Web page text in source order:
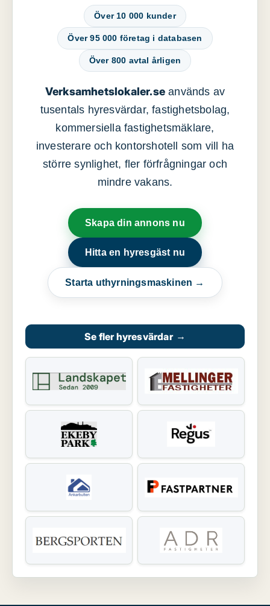
Över 10 000 kunder
Över 95 000 företag i databasen
Över 800 avtal årligen
Verksamhetslokaler.se används av
tusentals hyresvärdar, fastighetsbolag,
kommersiella fastighetsmäklare,
investerare och kontorshotell som vill ha
större synlighet, fler förfrågningar och
mindre vakans.
Skapa din annons nu
Hitta en hyresgäst nu
Starta uthyrningsmaskinen →
Se fler hyresvärdar →